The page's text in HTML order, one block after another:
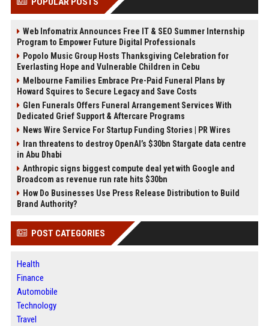
Web Infomatrix Announces Free IT & SEO Summer Internship
Program to Empower Future Digital Professionals
Popolo Music Group Hosts Thanksgiving Celebration for
Everlasting Hope and Vulnerable Children in Cebu
Melbourne Families Embrace Pre-Paid Funeral Plans by
Howard Squires to Secure Legacy and Save Costs
Glen Funerals Offers Funeral Arrangement Services With
Dedicated Grief Support & Aftercare Programs
News Wire Service For Startup Funding Stories | PR Wires
Iran threatens to destroy OpenAI’s $30bn Stargate data centre
in Abu Dhabi
Anthropic signs biggest compute deal yet with Google and
Broadcom as revenue run rate hits $30bn
How Do Businesses Use Press Release Distribution to Build
Brand Authority?
POST CATEGORIES
Health
Finance
Automobile
Technology
Travel